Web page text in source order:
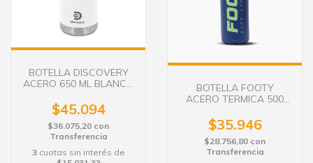
BOTELLA DISCOVERY
ACERO 650 ML BLANCO
$45.094
$36.075,20 con
Transferencia
3 cuotas sin interés de
BOTELLA FOOTY
ACERO TERMICA 500
$35.946
$28.756,80 con
Transferencia